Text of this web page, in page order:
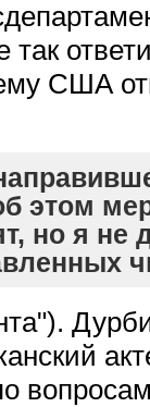
США
этом
но я не